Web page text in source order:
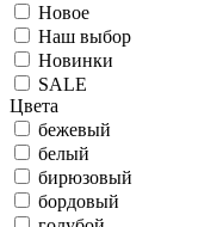
Новое
Наш выбор
Новинки
SALE
Цвета
бежевый
белый
бирюзовый
бордовый